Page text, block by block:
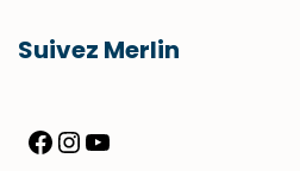
Suivez Merlin